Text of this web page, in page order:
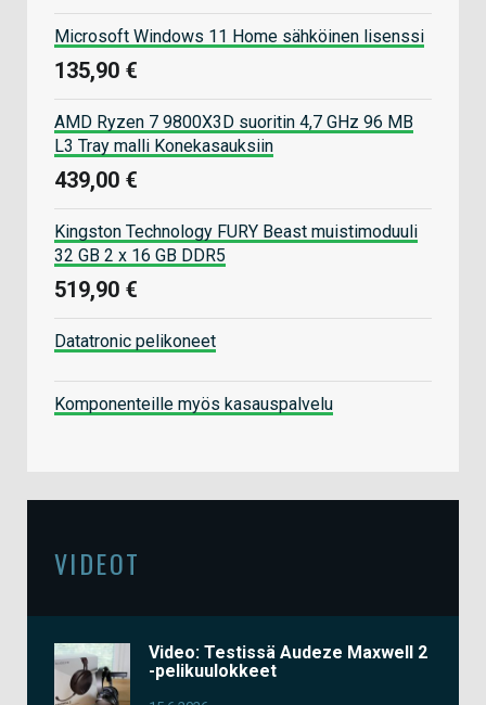
Microsoft Windows 11 Home sähköinen lisenssi
135,90 €
AMD Ryzen 7 9800X3D suoritin 4,7 GHz 96 MB
L3 Tray malli Konekasauksiin
439,00 €
Kingston Technology FURY Beast muistimoduuli
32 GB 2 x 16 GB DDR5
519,90 €
Datatronic pelikoneet
Komponenteille myös kasauspalvelu
VIDEOT
Video: Testissä Audeze Maxwell 2
-pelikuulokkeet